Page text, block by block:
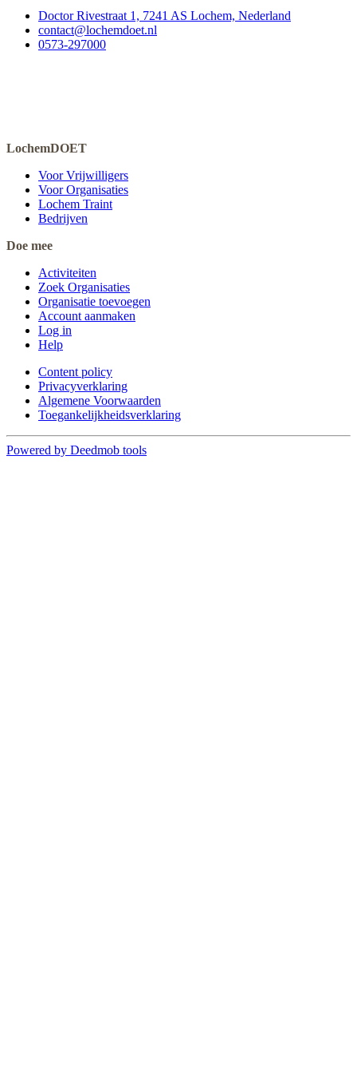
Doctor Rivestraat 1, 7241 AS Lochem, Nederland
contact@lochemdoet.nl
0573-297000
LochemDOET
Voor Vrijwilligers
Voor Organisaties
Lochem Traint
Bedrijven
Doe mee
Activiteiten
Zoek Organisaties
Organisatie toevoegen
Account aanmaken
Log in
Help
Content policy
Privacyverklaring
Algemene Voorwaarden
Toegankelijkheidsverklaring
Powered by Deedmob tools